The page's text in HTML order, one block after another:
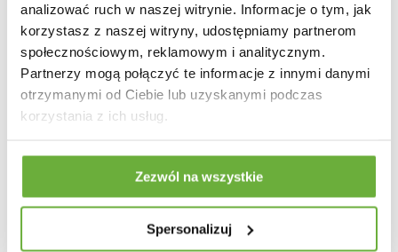
analizować ruch w naszej witrynie. Informacje o tym, jak
korzystasz z naszej witryny, udostępniamy partnerom
społecznościowym, reklamowym i analitycznym.
Partnerzy mogą połączyć te informacje z innymi danymi
otrzymanymi od Ciebie lub uzyskanymi podczas
korzystania z ich usług.
Zezwól na wszystkie
Spersonalizuj
WAZON ABSTRACT
ORIENT 35 CM SREBRNY
206,15 zł -11%
ZESTAW MIS ABSTRACT
ORIENT ZŁOTE Z PATYNĄ
- 2SZT.
221,98 zł -11%
249,42 zł